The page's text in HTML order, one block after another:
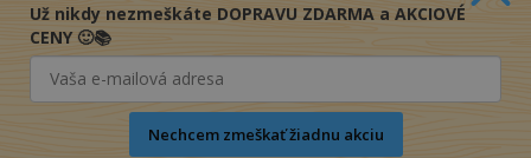
+421 915 800 804
Naše Predajne
Už nikdy nezmeškáte DOPRAVU ZDARMA a AKCIOVÉ
CENY 🙂📚
Nechcem zmeškať žiadnu akciu